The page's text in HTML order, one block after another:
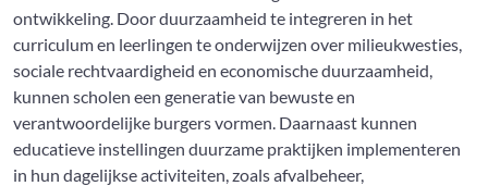
ontwikkeling. Door duurzaamheid te integreren in het
curriculum en leerlingen te onderwijzen over milieukwesties,
sociale rechtvaardigheid en economische duurzaamheid,
kunnen scholen een generatie van bewuste en
verantwoordelijke burgers vormen. Daarnaast kunnen
educatieve instellingen duurzame praktijken implementeren
in hun dagelijkse activiteiten, zoals afvalbeheer,